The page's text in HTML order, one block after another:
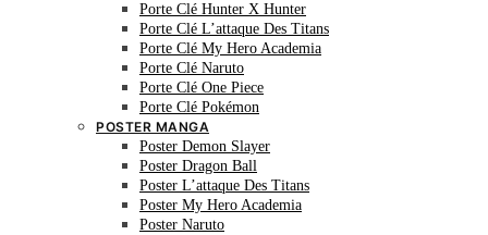
Porte Clé Hunter X Hunter
Porte Clé L’attaque Des Titans
Porte Clé My Hero Academia
Porte Clé Naruto
Porte Clé One Piece
Porte Clé Pokémon
POSTER MANGA
Poster Demon Slayer
Poster Dragon Ball
Poster L’attaque Des Titans
Poster My Hero Academia
Poster Naruto